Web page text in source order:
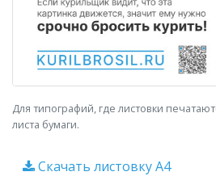
Для типографий, где листовки
листа бумаги.
Скачать листовку A4